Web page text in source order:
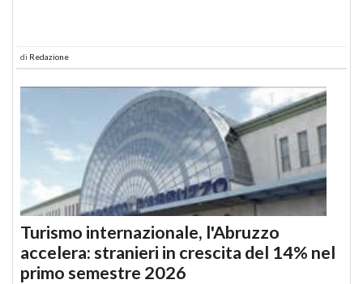
di Redazione
Turismo internazionale, l'Abruzzo
accelera: stranieri in crescita del 14% nel
primo semestre 2026